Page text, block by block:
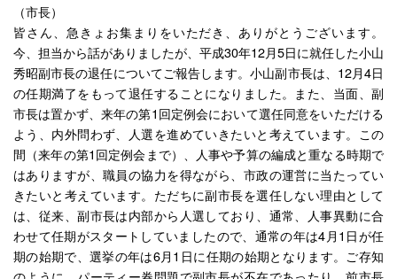
（市長）
皆さん、急きょお集まりをいただき、ありがとうございます。
今、担当から話がありましたが、平成30年12月5日に就任した小山
秀昭副市長の退任についてご報告します。小山副市長は、12月4日
の任期満了をもって退任することになりました。また、当面、副
市長は置かず、来年の第1回定例会において選任同意をいただける
よう、内外問わず、人選を進めていきたいと考えています。この
間（来年の第1回定例会まで）、人事や予算の編成と重なる時期で
はありますが、職員の協力を得ながら、市政の運営に当たってい
きたいと考えています。ただちに副市長を選任しない理由として
は、従来、副市長は内部から人選しており、通常、人事異動に合
わせて任期がスタートしていましたので、通常の年は4月1日が任
期の始期で、選挙の年は6月1日に任期の始期となります。ご存知